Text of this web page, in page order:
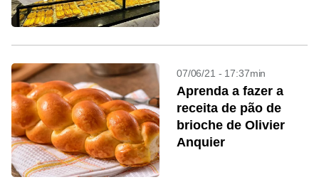
07/06/21 - 17:37min
Aprenda a fazer a
receita de pão de
brioche de Olivier
Anquier